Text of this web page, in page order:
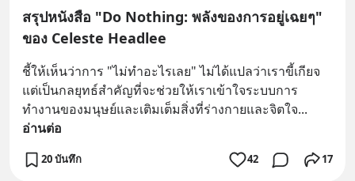
สรุปหนังสือ "Do Nothing: พลังของการอยู่เฉยๆ"
ของ Celeste Headlee
ชี้ให้เห็นว่าการ "ไม่ทำอะไรเลย" ไม่ได้แปลว่าเราขี้เกียจ
แต่เป็นกลยุทธ์สำคัญที่จะช่วยให้เราเข้าใจระบบการ
ทำงานของมนุษย์และเติมเต็มสิ่งที่ร่างกายและจิตใจ
อ่านต่อ
20 บันทึก 42 17